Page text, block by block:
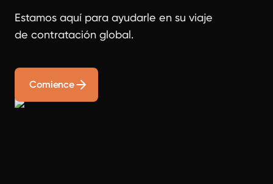
Estamos aquí para ayudarle en su viaje
de contratación global.
Comience